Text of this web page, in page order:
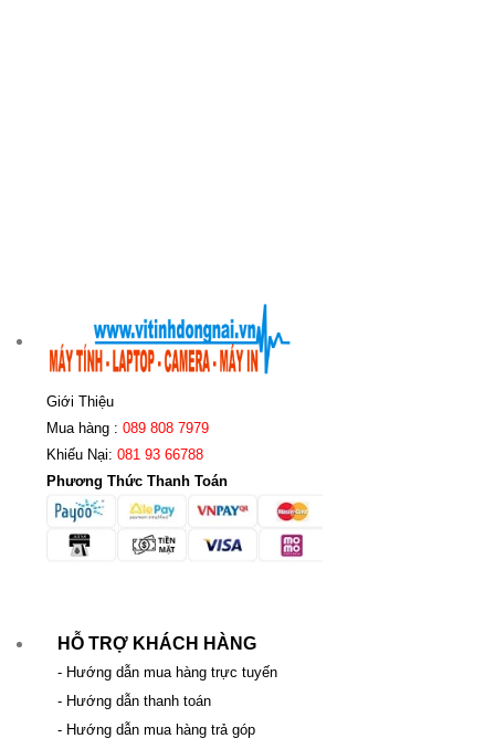
Giới Thiệu
Mua hàng : 089 808 7979
Khiếu Nại: 081 93 66788
Phương Thức Thanh Toán
HỖ TRỢ KHÁCH HÀNG
- Hướng dẫn mua hàng trực tuyến
- Hướng dẫn thanh toán
- Hướng dẫn mua hàng trả góp